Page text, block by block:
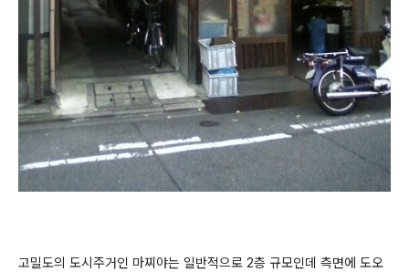
고밀도의 도시주거인 마찌야는 일반적으로 2층 규모인데 측면에 도오